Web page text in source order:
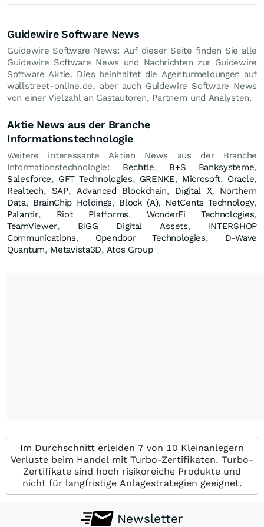
Guidewire Software News
Guidewire Software News: Auf dieser Seite finden Sie alle
Guidewire Software News und Nachrichten zur Guidewire
Software Aktie. Dies beinhaltet die Agenturmeldungen auf
wallstreet-online.de, aber auch Guidewire Software News
von einer Vielzahl an Gastautoren, Partnern und Analysten.
Aktie News aus der Branche
Informationstechnologie
Weitere interessante Aktien News aus der Branche
Informationstechnologie: Bechtle, B+S Banksysteme,
Salesforce, GFT Technologies, GRENKE, Microsoft, Oracle,
Realtech, SAP, Advanced Blockchain, Digital X, Northern
Data, BrainChip Holdings, Block (A), NetCents Technology,
Palantir, Riot Platforms, WonderFi Technologies,
TeamViewer, BIGG Digital Assets, INTERSHOP
Communications, Opendoor Technologies, D-Wave
Quantum, Metavista3D,Atos Group
Im Durchschnitt erleiden 7 von 10 Kleinanlegern
Verluste beim Handel mit Turbo-Zertifikaten. Turbo-
Zertifikate sind hoch risikoreiche Produkte und
nicht für langfristige Anlagestrategien geeignet.
Newsletter